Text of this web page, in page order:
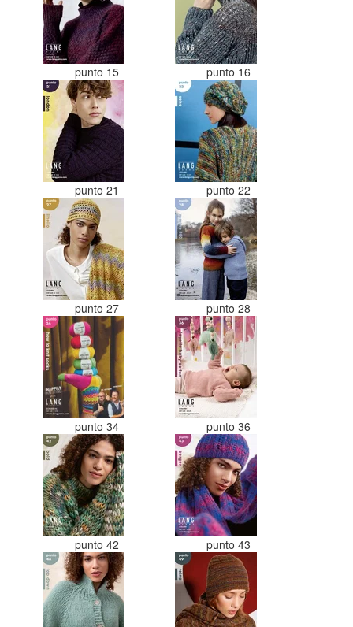
punto 15 punto 16
punto 21 punto 22
punto 27 punto 28
punto 34 punto 36
punto 42 punto 43